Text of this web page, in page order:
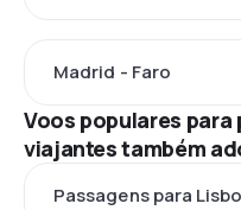
Madrid - Faro
Voos populares para
viajantes também
Passagens para